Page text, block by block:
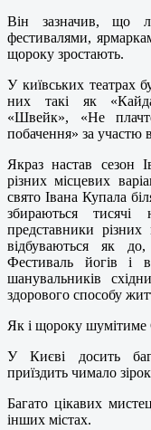
Він зазначив, що
фестивалями,
щороку зростають.
У київських театрах
них такі як
«Швейк», «Не
побачення» за участю
Якраз настав сезон
різних місцевих
свято Івана Купала
збираються
представники різних
відбуваються як
Фестиваль йогів і
шанувальників
здорового способу
Як і щороку шумітиме
У Києві досить
приїздить чимало
Багато цікавих
інших містах.